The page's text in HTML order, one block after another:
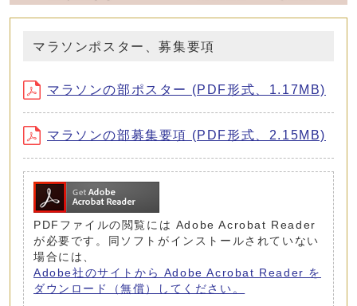
マラソンポスター、募集要項
マラソンの部ポスター (PDF形式、1.17MB)
マラソンの部募集要項 (PDF形式、2.15MB)
PDFファイルの閲覧には Adobe Acrobat Reader
が必要です。同ソフトがインストールされていない
場合には、
Adobe社のサイトから Adobe Acrobat Reader を
ダウンロード（無償）してください。